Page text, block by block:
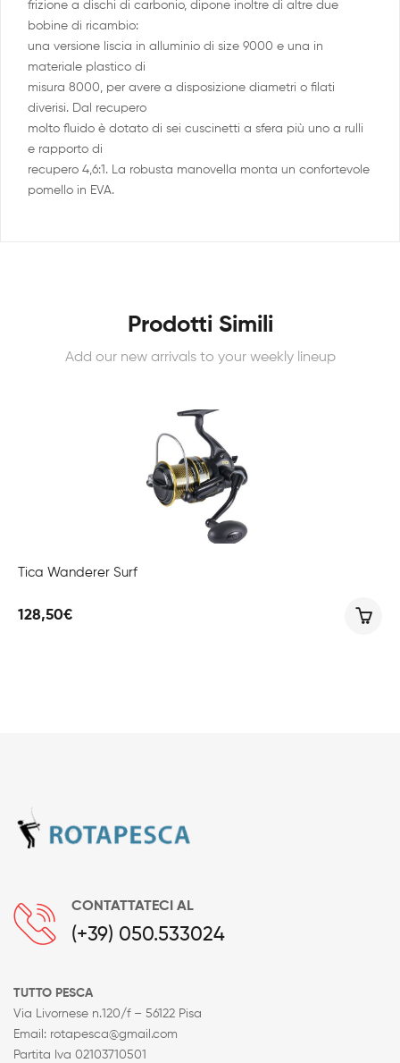
frizione a dischi di carbonio, dipone inoltre di altre due
bobine di ricambio:
una versione liscia in alluminio di size 9000 e una in
materiale plastico di
misura 8000, per avere a disposizione diametri o filati
diverisi. Dal recupero
molto fluido è dotato di sei cuscinetti a sfera più uno a rulli
e rapporto di
recupero 4,6:1. La robusta manovella monta un confortevole
pomello in EVA.
Prodotti Simili
Add our new arrivals to your weekly lineup
Tica Wanderer Surf
128,50€
CONTATTATECI AL
(+39) 050.533024
TUTTO PESCA
Via Livornese n.120/f – 56122 Pisa
Email: rotapesca@gmail.com
Partita Iva 02103710501